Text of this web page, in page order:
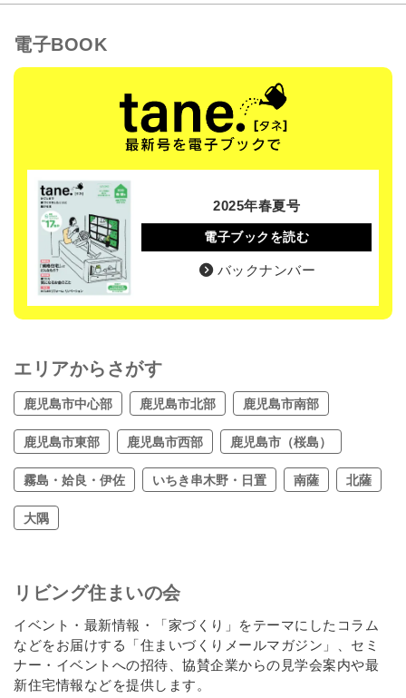
電子BOOK
2025年春夏号
電子ブックを読む
バックナンバー
エリアからさがす
鹿児島市中心部 鹿児島市北部 鹿児島市南部
鹿児島市東部 鹿児島市西部 鹿児島市（桜島）
霧島・姶良・伊佐 いちき串木野・日置 南薩 北薩
大隅
リビング住まいの会
イベント・最新情報・「家づくり」をテーマにしたコラム
などをお届けする「住まいづくりメールマガジン」、セミ
ナー・イベントへの招待、協賛企業からの見学会案内や最
新住宅情報などを提供します。